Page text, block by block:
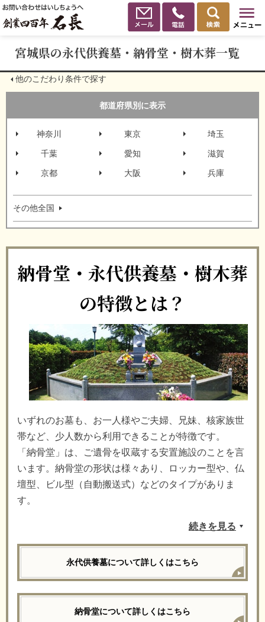
宮城県の永代供養墓・納骨堂・樹木葬一覧
他のこだわり条件で探す
都道府県別に表示
神奈川 東京 埼玉
千葉 愛知 滋賀
京都 大阪 兵庫
その他全国
納骨堂・永代供養墓・樹木葬
の特徴とは？
いずれのお墓も、お一人様やご夫婦、兄妹、核家族世
帯など、少人数から利用できることが特徴です。
「納骨堂」は、ご遺骨を収蔵する安置施設のことを言
います。納骨堂の形状は様々あり、ロッカー型や、仏
壇型、ビル型（自動搬送式）などのタイプがありま
す。
続きを見る
永代供養墓について詳しくはこちら
納骨堂について詳しくはこちら